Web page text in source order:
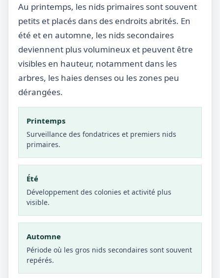
Au printemps, les nids primaires sont souvent
petits et placés dans des endroits abrités. En
été et en automne, les nids secondaires
deviennent plus volumineux et peuvent être
visibles en hauteur, notamment dans les
arbres, les haies denses ou les zones peu
dérangées.
Printemps
Surveillance des fondatrices et premiers nids
primaires.
Été
Développement des colonies et activité plus
visible.
Automne
Période où les gros nids secondaires sont souvent
repérés.